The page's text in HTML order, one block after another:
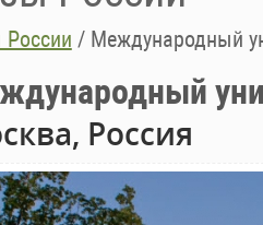
России / Международный
Россия